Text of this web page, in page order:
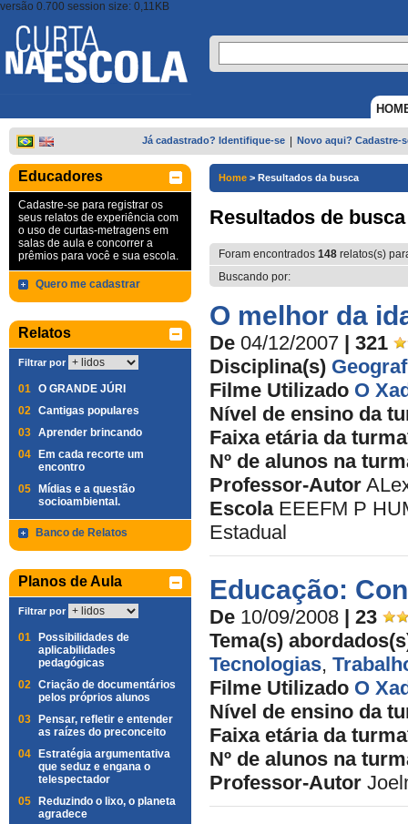
versão 0.700 session size: 0,11KB
Já cadastrado? Identifique-se Novo aqui? Cadastre-
Educadores
Cadastre-se para registrar os
seus relatos de experiência com
o uso de curtas-metragens em
salas de aula e concorrer a
prêmios para você e sua escola.
Quero me cadastrar
Relatos
Filtrar por
01 O GRANDE JÚRI
02 Cantigas populares
03 Aprender brincando
04
Em cada recorte um
encontro
05
Mídias e a questão
socioambiental.
Banco de Relatos
Planos de Aula
Filtrar por
01
Possibilidades de
aplicabilidades
pedagógicas
02 Criação de documentários
pelos próprios alunos
03
Pensar, refletir e entender
as raízes do preconceito
04
Estratégia argumentativa
que seduz e engana o
telespectador
05
Reduzindo o lixo, o planeta
agradece
Home > Resultados da busca
Resultados de busca
Foram encontrados 148 relatos(s)
Buscando por:
O melhor da
De 04/12/2007 | 321
Disciplina(s)
Filme Utilizado O
Nível de ensino da
Faixa etária da
Nº de alunos na
Professor-Autor
Escola EEEFM P
Estadual
Educação:
De 10/09/2008 | 23
Tema(s)
Tecnologias,
Filme Utilizado O
Nível de ensino da
Faixa etária da
Nº de alunos na
Professor-Autor